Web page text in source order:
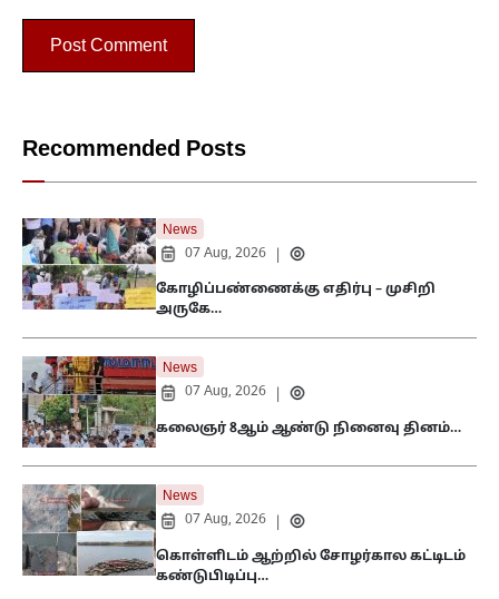
Recommended Posts
News
07 Aug, 2026
கோழிப்பண்ணைக்கு எதிர்பு – முசிறி
அருகே…
News
07 Aug, 2026
கலைஞர் 8ஆம் ஆண்டு நினைவு தினம்…
News
07 Aug, 2026
கொள்ளிடம் ஆற்றில் சோழர்கால கட்டிடம்
கண்டுபிடிப்பு…